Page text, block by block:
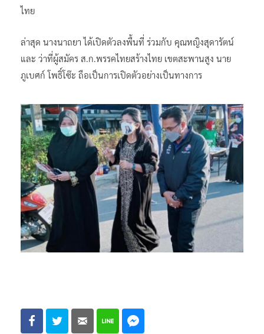
ไทย
ล่าสุด นางนาถยา ได้เปิดตัวลงพื้นที่ ร่วมกับ คุณหญิงสุดารัตน์
และ ว่าที่ผู้สมัคร ส.ก.พรรคไทยสร้างไทย เขตสะพานสูง นาย
ภูเบศก์ โพธิ์โซ๊ะ ถือเป็นการเปิดตัวอย่างเป็นทางการ